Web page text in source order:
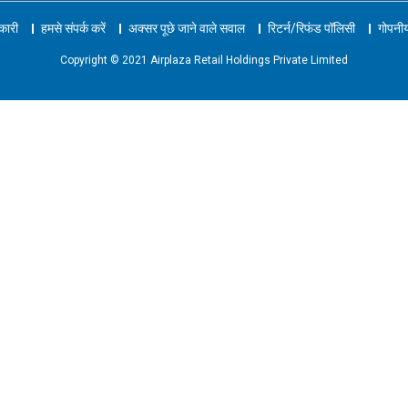
हमसे संपर्क करें अक्सर पूछे जाने वाले सवाल रिटर्न/रिफंड पॉलिसी
Copyright © 2021 Airplaza Retail Holdings Private Limited